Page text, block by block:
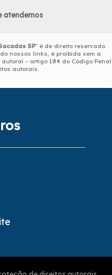
atendemos
SP" é de direito reservado.
nossos links, é proibida sem a
– artigo 184 do Código Penal
autorais.